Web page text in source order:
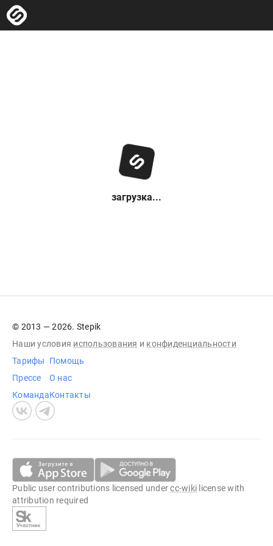
загрузка...
© 2013 — 2026. Stepik
Наши условия использования и конфиденциальности
Тарифы
Прессе
Команда
Помощь
О нас
Контакты
Public user contributions licensed undercc-wiki license with
attribution required